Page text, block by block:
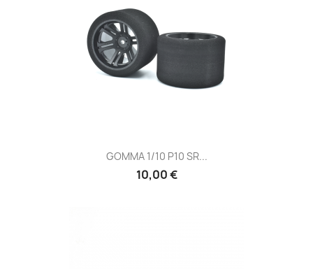
GOMMA 1/10 P10 SR...
10,00 €